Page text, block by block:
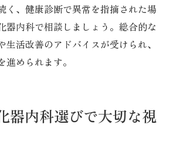
く、健康診断で異常を指摘された場
器内科で相談しましょう。総合的な
生活改善のアドバイスが受けられ、
められます。
器内科選びで大切な視